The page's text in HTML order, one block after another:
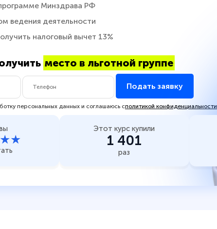
Минздрава РФ
ведения деятельности
налоговый вычет 13%
место в льготной группе
Подать заявку
персональных данных и соглашаюсь сполитикой конфиденциальности
Этот курс купили
1 401
раз